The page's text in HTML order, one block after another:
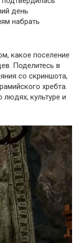
день
набрать
какое поселение
Поделитесь в
со скриншота,
хребта.
людях, культуре и